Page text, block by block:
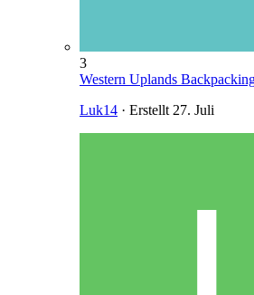
3
Western Uplands
Luk14 · Erstellt 27. Juli